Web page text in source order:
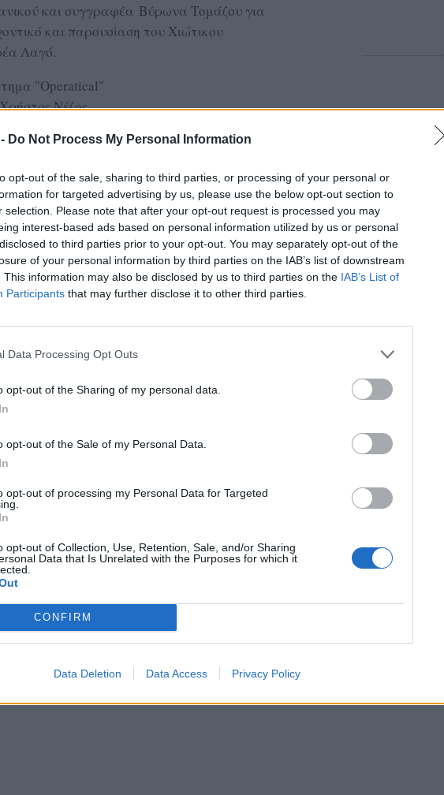
Do Not Process My Personal Information
opt-out of the sale, sharing to third parties, or processing of your personal or
for targeted advertising by us, please use the below opt-out section to
selection. Please note that after your opt-out request is processed you may
interest-based ads based on personal information utilized by us or personal
to third parties prior to your opt-out. You may separately opt-out of the
of your personal information by third parties on the IAB’s list of downstream
This information may also be disclosed by us to third parties on the IAB’s List of
Participants that may further disclose it to other third parties.
Data Processing Opt Outs
opt-out of the Sharing of my personal data.
opt-out of the Sale of my Personal Data.
opt-out of processing my Personal Data for Targeted
opt-out of Collection, Use, Retention, Sale, and/or Sharing
Data that Is Unrelated with the Purposes for which it
CONFIRM
Data Deletion Data Access Privacy Policy
και συγγραφέα Βύρωνα Τομάζου για
και παρουσίαση του Χιώτικου
Λαγό.
"Οperatical"
Νέζος.
19:30
Βαφειά και την προσφορά του στον
Περιφερειάρχη Βορείου Αιγαίου κ.
Πρέσβη
Προέδρου της Ακαδημίας Αθηνών.
- Ιστορικού
ομότιμου
της Σορβόννης
τέως Πρύτανη ΕΚΠΑ,
πιάνο
Παρασκευοπούλου, επικεφαλής